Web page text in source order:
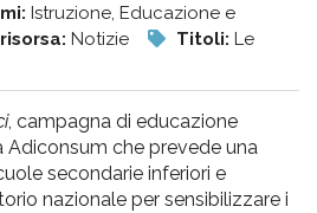
Istruzione, Educazione e
Notizie Titoli: Le
, campagna di educazione
Adiconsum che prevede una
secondarie inferiori e
nazionale per sensibilizzare i